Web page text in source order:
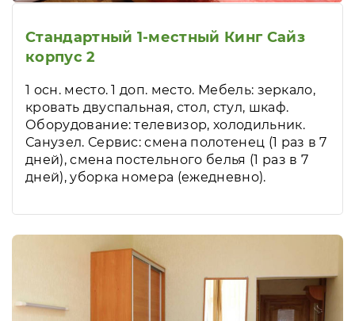
Стандартный 1-местный Кинг Сайз
корпус 2
1 осн. место. 1 доп. место. Мебель: зеркало,
кровать двуспальная, стол, стул, шкаф.
Оборудование: телевизор, холодильник.
Санузел. Сервис: смена полотенец (1 раз в 7
дней), смена постельного белья (1 раз в 7
дней), уборка номера (ежедневно).